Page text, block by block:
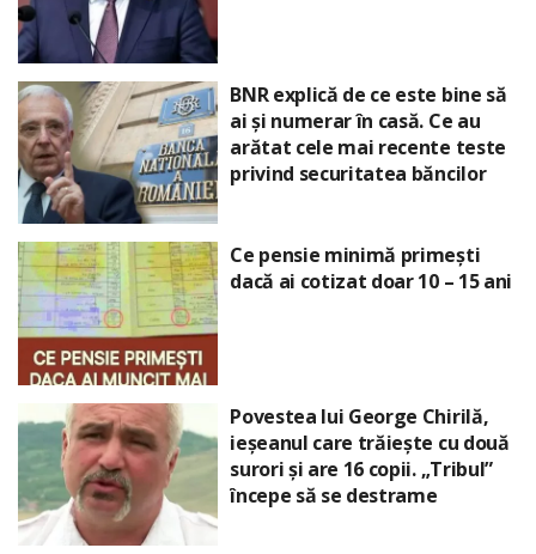
BNR explică de ce este bine să
ai și numerar în casă. Ce au
arătat cele mai recente teste
privind securitatea băncilor
Ce pensie minimă primești
dacă ai cotizat doar 10 – 15 ani
Povestea lui George Chirilă,
ieșeanul care trăiește cu două
surori și are 16 copii. „Tribul”
începe să se destrame